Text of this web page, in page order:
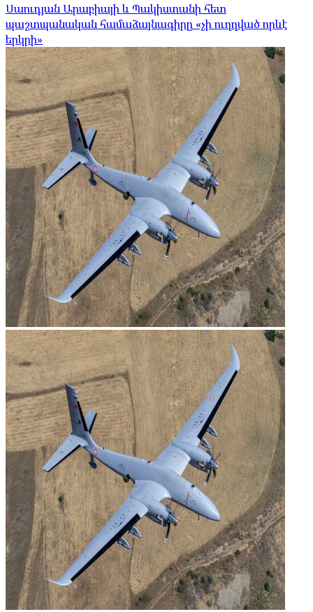
Սաուդյան Արաբիայի և Պակիստանի հետ
պաշտպանական համաձայնագիրը «չի ուղղված որևէ
երկրի»